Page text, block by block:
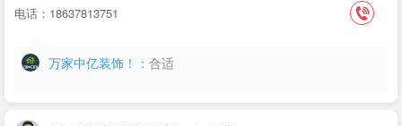
电话：18637813751
万家中亿装饰！： 合适